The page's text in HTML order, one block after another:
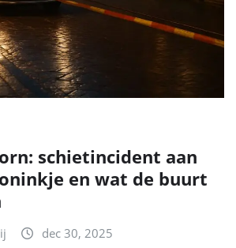
schietincident aan
en wat de buurt
dec 30, 2025